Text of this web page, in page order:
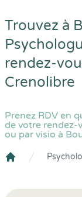
Trouvez à
rendez-
Crenolibre
Prenez RDV en
de votre rendez-
ou par visio à